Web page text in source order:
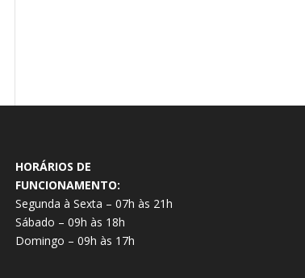
HORÁRIOS DE
FUNCIONAMENTO:
Segunda à Sexta – 07h às 21h
Sábado – 09h às 18h
Domingo – 09h às 17h